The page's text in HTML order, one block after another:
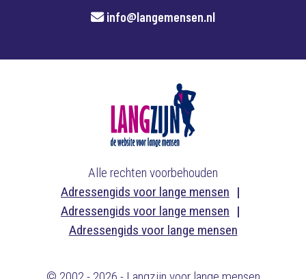
info@langemensen.nl
Alle rechten voorbehouden
Adressengids voor lange mensen
Adressengids voor lange mensen
Adressengids voor lange mensen